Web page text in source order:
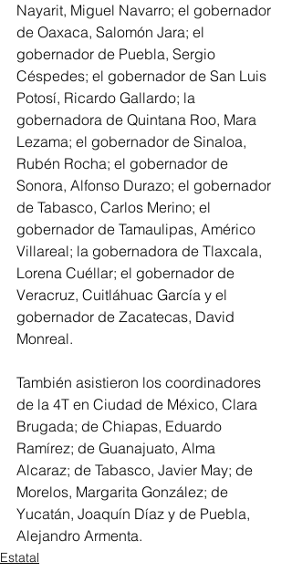
Nayarit, Miguel Navarro; el gobernador
de Oaxaca, Salomón Jara; el
gobernador de Puebla, Sergio
Céspedes; el gobernador de San Luis
Potosí, Ricardo Gallardo; la
gobernadora de Quintana Roo, Mara
Lezama; el gobernador de Sinaloa,
Rubén Rocha; el gobernador de
Sonora, Alfonso Durazo; el gobernador
de Tabasco, Carlos Merino; el
gobernador de Tamaulipas, Américo
Villareal; la gobernadora de Tlaxcala,
Lorena Cuéllar; el gobernador de
Veracruz, Cuitláhuac García y el
gobernador de Zacatecas, David
Monreal.
También asistieron los coordinadores
de la 4T en Ciudad de México, Clara
Brugada; de Chiapas, Eduardo
Ramírez; de Guanajuato, Alma
Alcaraz; de Tabasco, Javier May; de
Morelos, Margarita González; de
Yucatán, Joaquín Díaz y de Puebla,
Alejandro Armenta.
Estatal